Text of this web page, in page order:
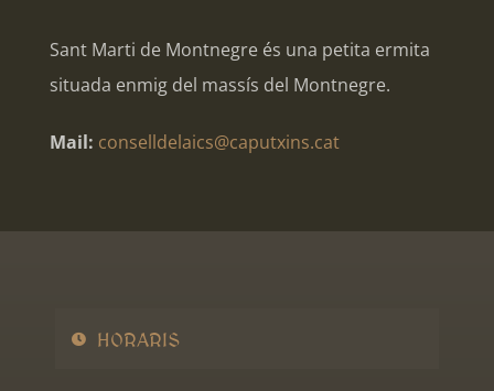
Sant Marti de Montnegre és una petita ermita
situada enmig del massís del Montnegre.
Mail: conselldelaics@caputxins.cat
HORARIS